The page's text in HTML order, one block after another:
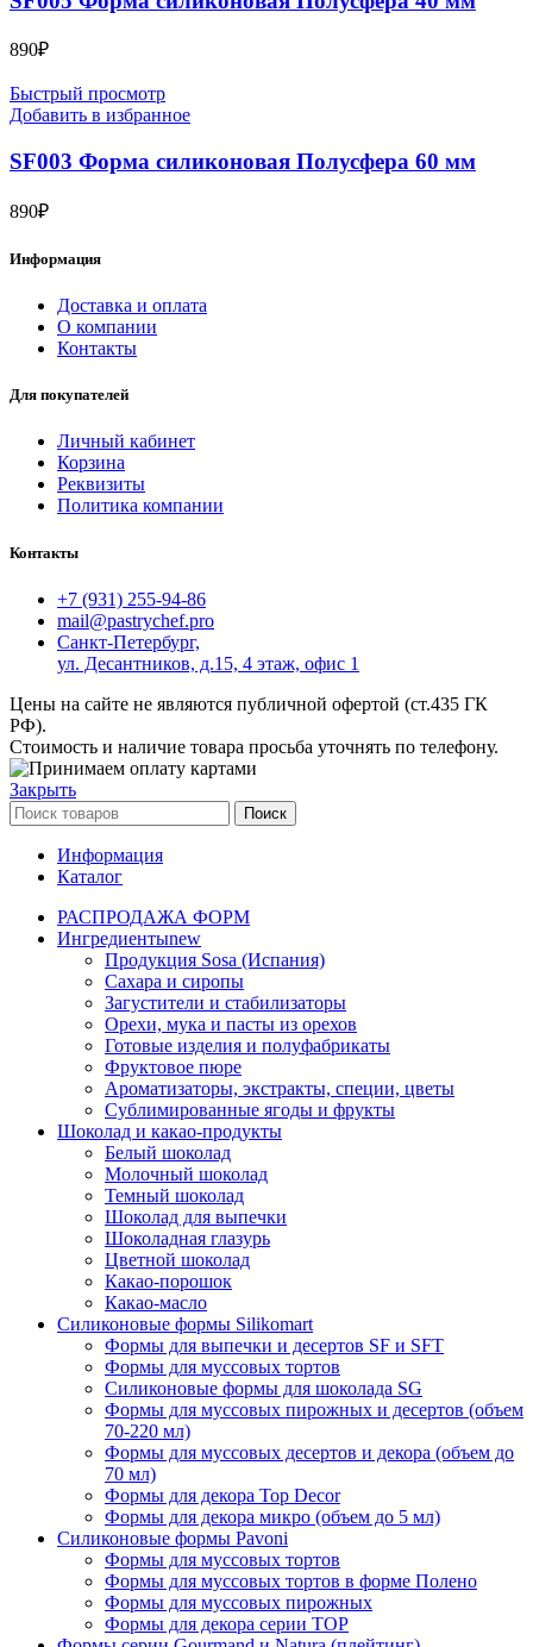
890₽
Быстрый просмотр
Добавить в избранное
SF003 Форма силиконовая Полусфера 60 мм
890₽
Информация
Доставка и оплата
О компании
Контакты
Для покупателей
Личный кабинет
Корзина
Реквизиты
Политика компании
Контакты
+7 (931) 255-94-86
mail@pastrychef.pro
Санкт-Петербург,
ул. Десантников, д.15, 4 этаж, офис 1
Цены на сайте не являются публичной офертой (ст.435 ГК
РФ).
Стоимость и наличие товара просьба уточнять по телефону.
Закрыть
Поиск
Информация
Каталог
РАСПРОДАЖА ФОРМ
Ингредиентыnew
Продукция Sosa (Испания)
Сахара и сиропы
Загустители и стабилизаторы
Орехи, мука и пасты из орехов
Готовые изделия и полуфабрикаты
Фруктовое пюре
Ароматизаторы, экстракты, специи, цветы
Сублимированные ягоды и фрукты
Шоколад и какао-продукты
Белый шоколад
Молочный шоколад
Темный шоколад
Шоколад для выпечки
Шоколадная глазурь
Цветной шоколад
Какао-порошок
Какао-масло
Силиконовые формы Silikomart
Формы для выпечки и десертов SF и SFT
Формы для муссовых тортов
Силиконовые формы для шоколада SG
Формы для муссовых пирожных и десертов (объем
70-220 мл)
Формы для муссовых десертов и декора (объем до
70 мл)
Формы для декора Top Decor
Формы для декора микро (объем до 5 мл)
Силиконовые формы Pavoni
Формы для муссовых тортов
Формы для муссовых тортов в форме Полено
Формы для муссовых пирожных
Формы для декора серии TOP